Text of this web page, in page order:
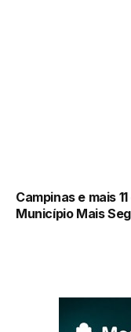
Campinas e mais
Município Mais